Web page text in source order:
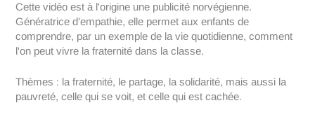
Cette vidéo est à l'origine une publicité norvégienne.
Génératrice d'empathie, elle permet aux enfants de
comprendre, par un exemple de la vie quotidienne, comment
l'on peut vivre la fraternité dans la classe.
Thèmes : la fraternité, le partage, la solidarité, mais aussi la
pauvreté, celle qui se voit, et celle qui est cachée.